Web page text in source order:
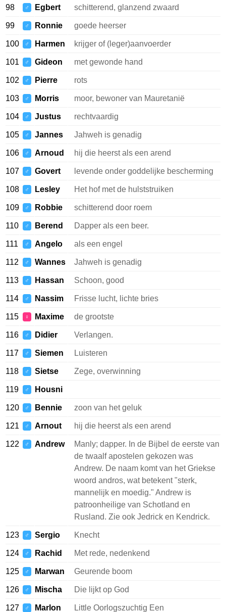
98 ♂ Egbert schitterend, glanzend zwaard
99 ♂ Ronnie goede heerser
100 ♂ Harmen krijger of (leger)aanvoerder
101 ♂ Gideon met gewonde hand
102 ♂ Pierre rots
103 ♂ Morris moor, bewoner van Mauretanië
104 ♂ Justus rechtvaardig
105 ♂ Jannes Jahweh is genadig
106 ♂ Arnoud hij die heerst als een arend
107 ♂ Govert levende onder goddelijke bescherming
108 ♂ Lesley Het hof met de hulststruiken
109 ♂ Robbie schitterend door roem
110 ♂ Berend Dapper als een beer.
111 ♂ Angelo als een engel
112 ♂ Wannes Jahweh is genadig
113 ♂ Hassan Schoon, good
114 ♂ Nassim Frisse lucht, lichte bries
115 ♀ Maxime de grootste
116 ♂ Didier Verlangen.
117 ♂ Siemen Luisteren
118 ♂ Sietse Zege, overwinning
119 ♂ Housni
120 ♂ Bennie zoon van het geluk
121 ♂ Arnout hij die heerst als een arend
122 ♂ Andrew
Manly; dapper. In de Bijbel de eerste van
de twaalf apostelen gekozen was
Andrew. De naam komt van het Griekse
woord andros, wat betekent "sterk,
mannelijk en moedig." Andrew is
patroonheilige van Schotland en
Rusland. Zie ook Jedrick en Kendrick.
123 ♂ Sergio Knecht
124 ♂ Rachid Met rede, nedenkend
125 ♂ Marwan Geurende boom
126 ♂ Mischa Die lijkt op God
127 ♂ Marlon Little Oorlogszuchtig Een